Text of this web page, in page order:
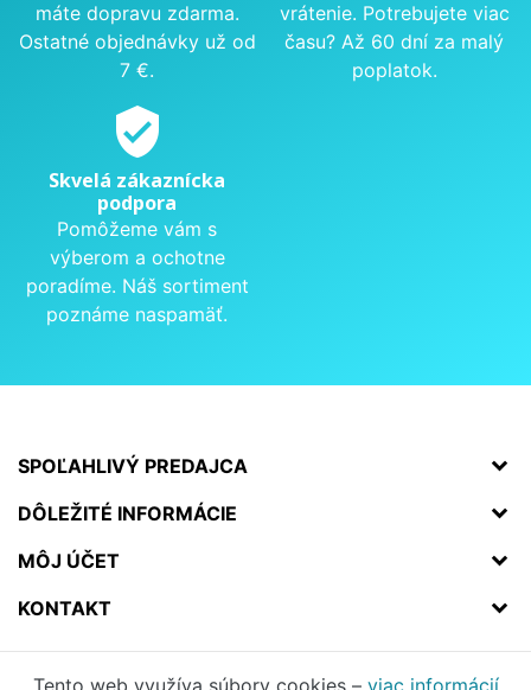
máte dopravu zdarma.
Ostatné objednávky už od
7 €.
vrátenie. Potrebujete viac
času? Až 60 dní za malý
poplatok.
verified_user
Skvelá zákaznícka
podpora
Pomôžeme vám s
výberom a ochotne
poradíme. Náš sortiment
poznáme naspamäť.
SPOĽAHLIVÝ PREDAJCA
DÔLEŽITÉ INFORMÁCIE
MÔJ ÚČET
KONTAKT